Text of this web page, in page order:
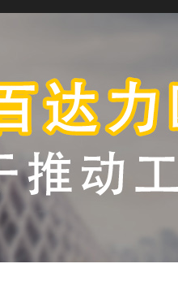
道转运车
陵水黎族自治县BDT系列拖
电缆电动平车
陵水黎族自治县BDX蓄电池
轨道转运车
陵水黎族自治县BDJ电缆卷
筒轨道转运车
陵水黎族自治县BD无动力平
陵水黎族自治县国标起重机
陵水黎族自治县欧式单梁起